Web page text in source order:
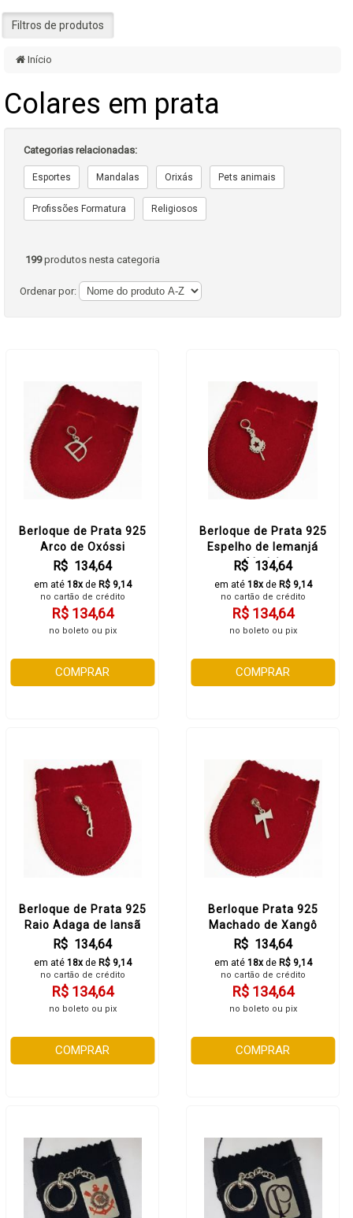
Filtros de produtos
Início
Colares em prata
Categorias relacionadas:
Esportes Mandalas Orixás Pets animais
Profissões Formatura Religiosos
199produtos nesta categoria
Ordenar por:
Berloque de Prata 925
Arco de Oxóssi
R$ 134,64
em até 18xde R$ 9,14
no cartão de crédito
R$ 134,64
no boleto ou pix
COMPRAR
Berloque de Prata 925
Espelho de Iemanjá
Abebê
R$ 134,64
em até 18xde R$ 9,14
no cartão de crédito
R$ 134,64
no boleto ou pix
COMPRAR
Berloque de Prata 925
Raio Adaga de Iansã
R$ 134,64
em até 18xde R$ 9,14
no cartão de crédito
R$ 134,64
no boleto ou pix
COMPRAR
Berloque Prata 925
Machado de Xangô
R$ 134,64
em até 18xde R$ 9,14
no cartão de crédito
R$ 134,64
no boleto ou pix
COMPRAR